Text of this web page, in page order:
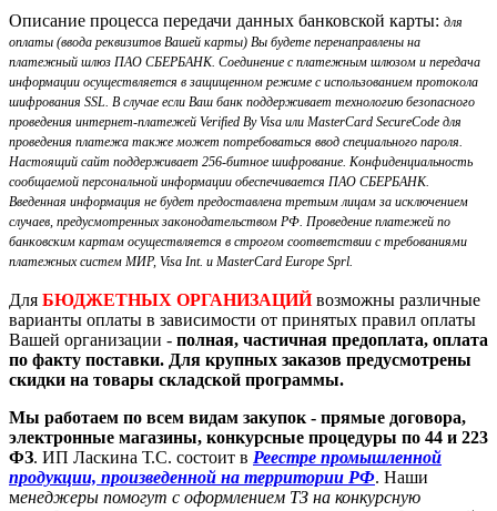
Описание процесса передачи данных банковской карты: для
оплаты (ввода реквизитов Вашей карты) Вы будете перенаправлены на
платежный шлюз ПАО СБЕРБАНК. Соединение с платежным шлюзом и передача
информации осуществляется в защищенном режиме с использованием протокола
шифрования SSL. В случае если Ваш банк поддерживает технологию безопасного
проведения интернет-платежей Verified By Visa или MasterCard SecureCode для
проведения платежа также может потребоваться ввод специального пароля.
Настоящий сайт поддерживает 256-битное шифрование. Конфиденциальность
сообщаемой персональной информации обеспечивается ПАО СБЕРБАНК.
Введенная информация не будет предоставлена третьим лицам за исключением
случаев, предусмотренных законодательством РФ. Проведение платежей по
банковским картам осуществляется в строгом соответствии с требованиями
платежных систем МИР, Visa Int. и MasterCard Europe Sprl.
Для БЮДЖЕТНЫХ ОРГАНИЗАЦИЙ возможны различные
варианты оплаты в зависимости от принятых правил оплаты
Вашей организации - полная, частичная предоплата, оплата
по факту поставки. Для крупных заказов предусмотрены
скидки на товары складской программы.
Мы работаем по всем видам закупок - прямые договора,
электронные магазины, конкурсные процедуры по 44 и 223
ФЗ. ИП Ласкина Т.С. состоит в Реестре промышленной
продукции, произведенной на территории РФ. Наши
менеджеры помогут с оформлением ТЗ на конкурсную